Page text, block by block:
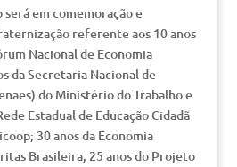
será em comemoração e
referente aos 10 anos
Nacional de Economia
da Secretaria Nacional de
do Ministério do Trabalho e
Estadual de Educação Cidadã
30 anos da Economia
Brasileira, 25 anos do Projeto